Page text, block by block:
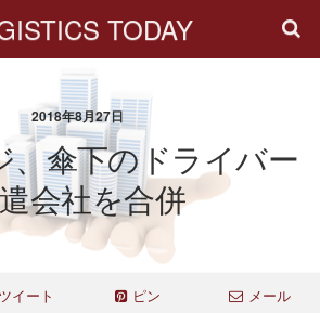
TODAY
2018年8月27日
、傘下のドライバー
会社を合併
ツイート ピン メール